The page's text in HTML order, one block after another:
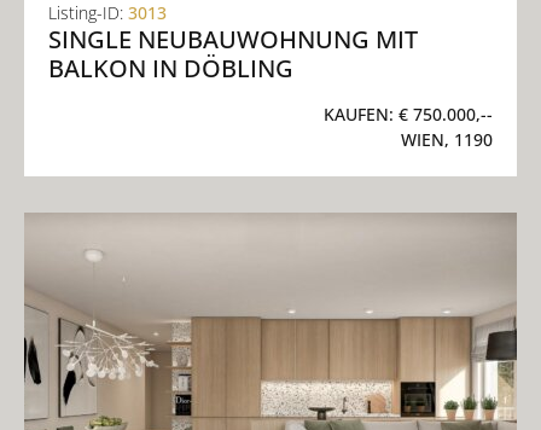
Listing-ID: 3013
SINGLE NEUBAUWOHNUNG MIT
BALKON IN DÖBLING
KAUFEN: € 750.000,--
WIEN, 1190